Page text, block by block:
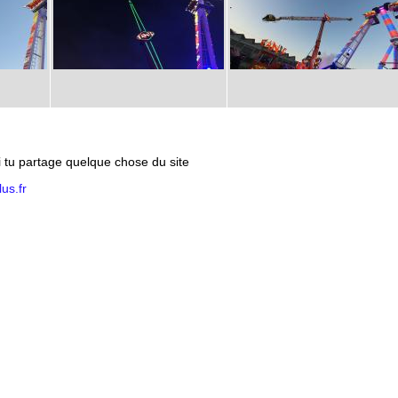
partage quelque chose du site